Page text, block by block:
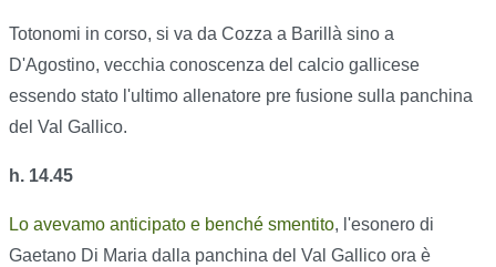
Totonomi in corso, si va da Cozza a Barillà sino a
D'Agostino, vecchia conoscenza del calcio gallicese
essendo stato l'ultimo allenatore pre fusione sulla panchina
del Val Gallico.
h. 14.45
Lo avevamo anticipato e benché smentito, l'esonero di
Gaetano Di Maria dalla panchina del Val Gallico ora è